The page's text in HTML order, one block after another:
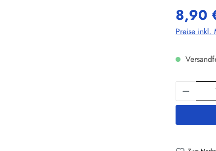
8,90
Preise inkl.